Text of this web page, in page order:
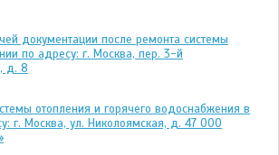
документации после ремонта системы
по адресу: г. Москва, пер. 3-й
д. 8
отопления и горячего водоснабжения в
г. Москва, ул. Николоямская, д. 47 ООО